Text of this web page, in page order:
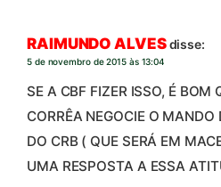
RAIMUNDO ALVESdisse:
5 de novembro de 2015 às 13:04
SE A CBF FIZER ISSO, É BOM
CORRÊA NEGOCIE O
DO CRB ( QUE SERÁ EM
UMA RESPOSTA A ESSA